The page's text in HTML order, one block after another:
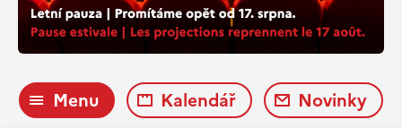
Menu Kalendář Novinky